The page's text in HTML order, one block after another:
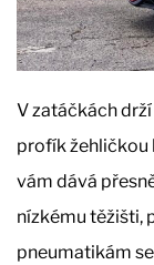
V zatáčkách
profík žehličkou
vám dává
nízkému těžišti,
pneumatikám